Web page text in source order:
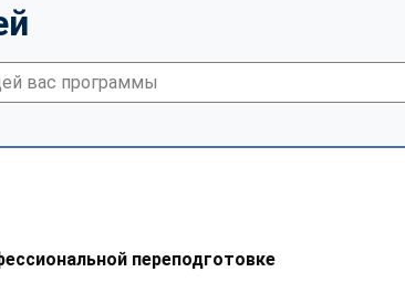
переподготовке